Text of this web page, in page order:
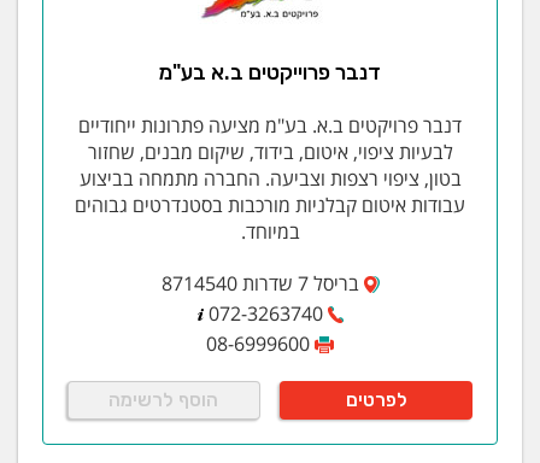
דנבר פרוייקטים ב.א בע"מ
דנבר פרויקטים ב.א. בע"מ מציעה פתרונות ייחודיים
לבעיות ציפוי, איטום, בידוד, שיקום מבנים, שחזור
בטון, ציפוי רצפות וצביעה. החברה מתמחה בביצוע
עבודות איטום קבלניות מורכבות בסטנדרטים גבוהים
במיוחד.
בריסל 7 שדרות 8714540
072-3263740
08-6999600
לפרטים הוסף לרשימה